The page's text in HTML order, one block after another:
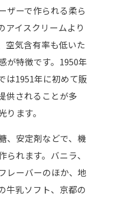
ザーで作られる柔ら
アイスクリームより
空気含有率も低いた
が特徴です。1950年
は1951年に初めて販
供されることが多
ます。
、安定剤などで、機
れます。バニラ、
レーバーのほか、地
牛乳ソフト、京都の